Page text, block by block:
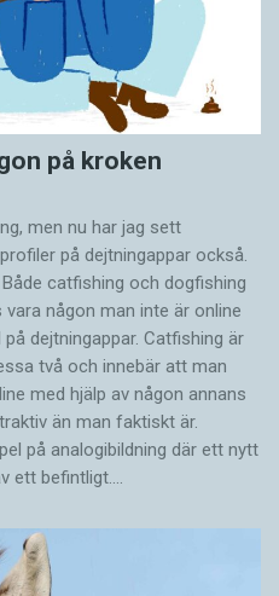
på kroken
men nu har jag sett
på dejtningappar också.
catfishing och dogfishing
någon man inte är online
dejtningappar. Catfishing är
två och innebär att man
med hjälp av någon annans
än man faktiskt är.
på analogibildning där ett nytt
ett befintligt.…